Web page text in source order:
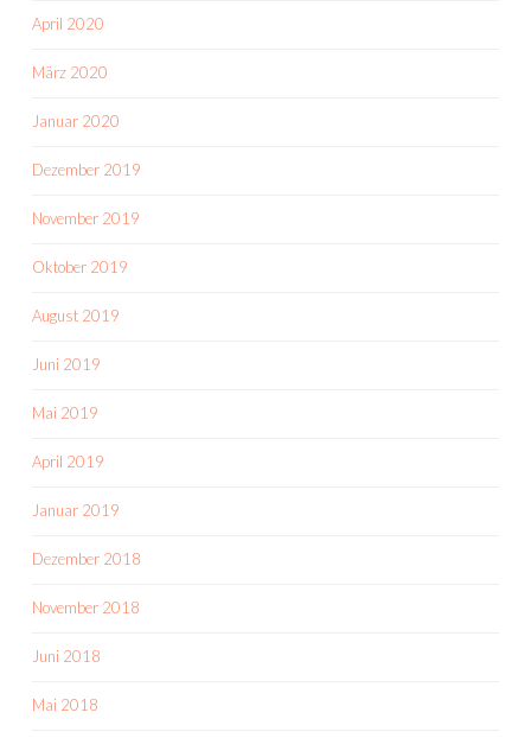
April 2020
März 2020
Januar 2020
Dezember 2019
November 2019
Oktober 2019
August 2019
Juni 2019
Mai 2019
April 2019
Januar 2019
Dezember 2018
November 2018
Juni 2018
Mai 2018